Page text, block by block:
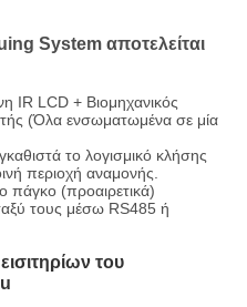
System αποτελείται
IR LCD + Βιομηχανικός
(Όλα ενσωματωμένα σε μία
το λογισμικό κλήσης
περιοχή αναμονής.
(προαιρετικά)
τους μέσω RS485 ή
του